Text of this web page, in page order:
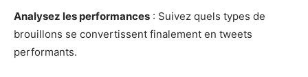
Analysez les performances : Suivez quels types de
brouillons se convertissent finalement en tweets
performants.